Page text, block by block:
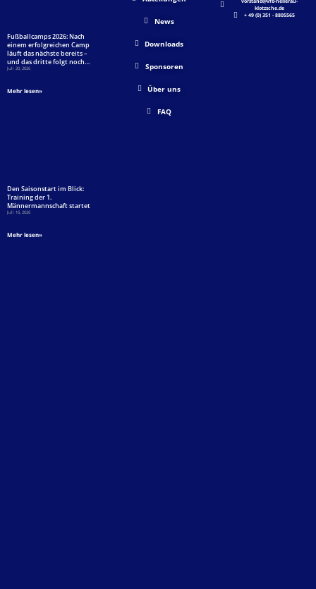
Fußballcamps 2026: Nach
einem erfolgreichen Camp
läuft das nächste bereits –
und das dritte folgt noch…
Juli 20, 2026
Mehr lesen»
Den Saisonstart im Blick:
Training der 1.
Männermannschaft startet
Juli 16, 2026
Mehr lesen»
News
Downloads
Sponsoren
Über uns
FAQ
vorstand@vfb-hellerau-
klotzsche.de
+ 49 (0) 351 - 8805565